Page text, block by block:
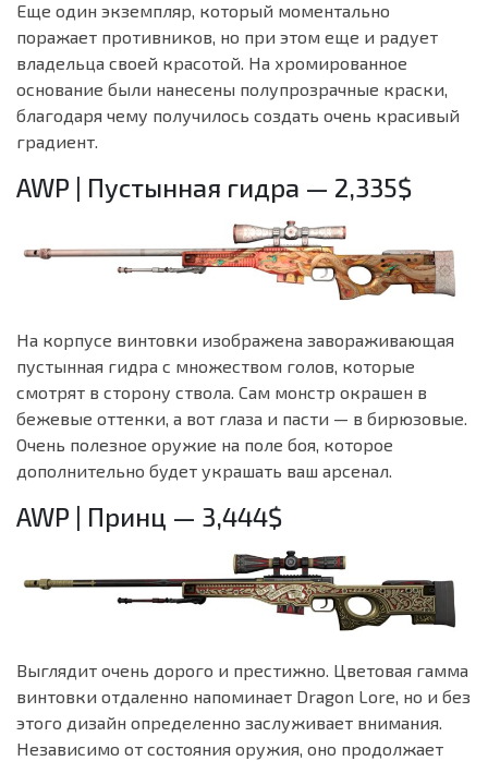
Еще один экземпляр, который моментально
поражает противников, но при этом еще и радует
владельца своей красотой. На хромированное
основание были нанесены полупрозрачные краски,
благодаря чему получилось создать очень красивый
градиент.
AWP | Пустынная гидра — 2,335$
На корпусе винтовки изображена завораживающая
пустынная гидра с множеством голов, которые
смотрят в сторону ствола. Сам монстр окрашен в
бежевые оттенки, а вот глаза и пасти — в бирюзовые.
Очень полезное оружие на поле боя, которое
дополнительно будет украшать ваш арсенал.
AWP | Принц — 3,444$
Выглядит очень дорого и престижно. Цветовая гамма
винтовки отдаленно напоминает Dragon Lore, но и без
этого дизайн определенно заслуживает внимания.
Независимо от состояния оружия, оно продолжает